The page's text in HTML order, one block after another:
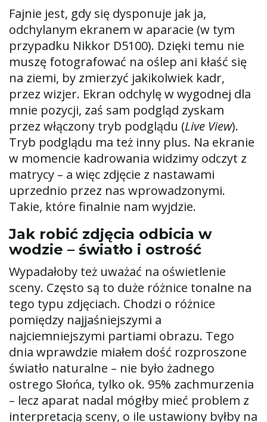
Fajnie jest, gdy się dysponuje jak ja,
odchylanym ekranem w aparacie (w tym
przypadku Nikkor D5100). Dzięki temu nie
muszę fotografować na oślep ani kłaść się
na ziemi, by zmierzyć jakikolwiek kadr,
przez wizjer. Ekran odchylę w wygodnej dla
mnie pozycji, zaś sam podgląd zyskam
przez włączony tryb podglądu (Live View).
Tryb podglądu ma też inny plus. Na ekranie
w momencie kadrowania widzimy odczyt z
matrycy – a więc zdjęcie z nastawami
uprzednio przez nas wprowadzonymi.
Takie, które finalnie nam wyjdzie.
Jak robić zdjęcia odbicia w
wodzie – światło i ostrość
Wypadałoby też uważać na oświetlenie
sceny. Często są to duże różnice tonalne na
tego typu zdjęciach. Chodzi o różnice
pomiędzy najjaśniejszymi a
najciemniejszymi partiami obrazu. Tego
dnia wprawdzie miałem dość rozproszone
światło naturalne – nie było żadnego
ostrego Słońca, tylko ok. 95% zachmurzenia
– lecz aparat nadal mógłby mieć problem z
interpretacją sceny, o ile ustawiony byłby na